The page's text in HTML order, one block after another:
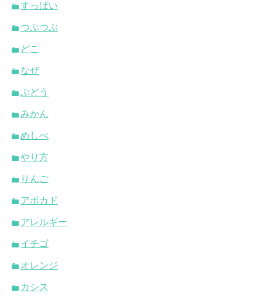
すっぱい
つぶつぶ
どこ
なぜ
ぶどう
みかん
めしべ
やり方
りんご
アボカド
アレルギー
イチゴ
オレンジ
カシス